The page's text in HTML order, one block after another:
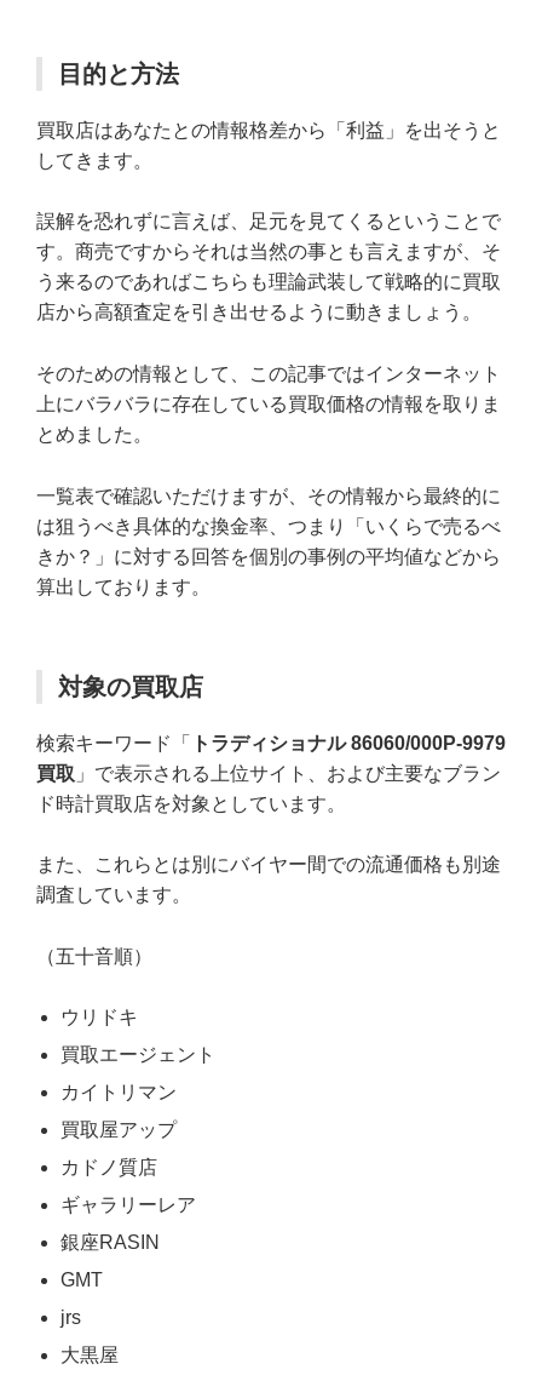
目的と方法
買取店はあなたとの情報格差から「利益」を出そうと
してきます。
誤解を恐れずに言えば、足元を見てくるということで
す。商売ですからそれは当然の事とも言えますが、そ
う来るのであればこちらも理論武装して戦略的に買取
店から高額査定を引き出せるように動きましょう。
そのための情報として、この記事ではインターネット
上にバラバラに存在している買取価格の情報を取りま
とめました。
一覧表で確認いただけますが、その情報から最終的に
は狙うべき具体的な換金率、つまり「いくらで売るべ
きか？」に対する回答を個別の事例の平均値などから
算出しております。
対象の買取店
検索キーワード「
トラディショナル 86060/000P-9979
買取 」で表示される上位サイト、および主要なブラン
ド時計買取店を対象としています。
また、これらとは別にバイヤー間での流通価格も別途
調査しています。
（五十音順）
ウリドキ
買取エージェント
カイトリマン
買取屋アップ
カドノ質店
ギャラリーレア
銀座RASIN
GMT
jrs
大黒屋